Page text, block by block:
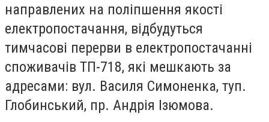
направлених на поліпшення якості
електропостачання, відбудуться
тимчасові перерви в електропостачанні
споживачів ТП-718, які мешкають за
адресами: вул. Василя Симоненка, туп.
Глобинський, пр. Андрія Ізюмова.